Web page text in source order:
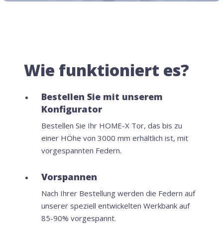
Wie funktioniert es?
Bestellen Sie mit unserem
Konfigurator
Bestellen Sie Ihr HOME-X Tor, das bis zu
einer HÖhe von 3000 mm erhältlich ist, mit
vorgespannten Federn.
Vorspannen
Nach Ihrer Bestellung werden die Federn auf
unserer speziell entwickelten Werkbank auf
85-90% vorgespannt.